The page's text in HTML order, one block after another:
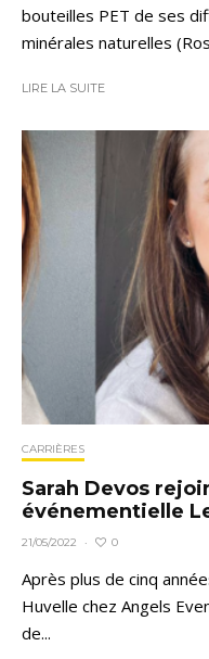
bouteilles PET de ses
minérales naturelles
LIRE LA SUITE
CARRIÈRES
Sarah Devos
événementielle
21/05/2022 · 0
Après plus de cinq
Huvelle chez Angels
de...